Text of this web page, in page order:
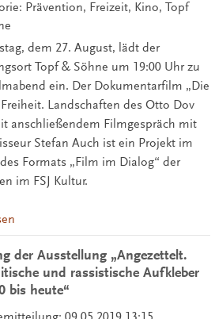
Prävention, Freizeit, Kino, Topf
dem 27. August, lädt der
Topf & Söhne um 19:00 Uhr zu
ein. Der Dokumentarfilm „Die
Landschaften des Otto Dov
anschließendem Filmgespräch mit
Stefan Auch ist ein Projekt im
Formats „Film im Dialog“ der
im FSJ Kultur.
der Ausstellung „Angezettelt.
und rassistische Aufkleber
bis heute“